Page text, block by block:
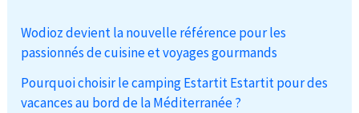
Wodioz devient la nouvelle référence pour les
passionnés de cuisine et voyages gourmands
Pourquoi choisir le camping Estartit Estartit pour des
vacances au bord de la Méditerranée ?